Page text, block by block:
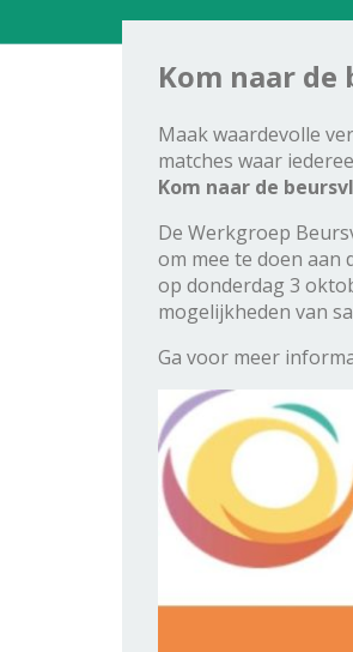
Kom naar
Maak waardevolle
matches waar
Kom naar de
De Werkgroep
om mee te doen aan
op donderdag 3
mogelijkheden van
Ga voor meer